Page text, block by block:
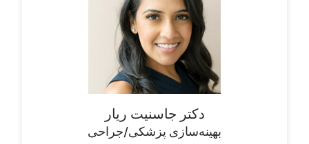
دکتر جاسنیت ریار
بهینه‌سازی پزشکی/جراحی